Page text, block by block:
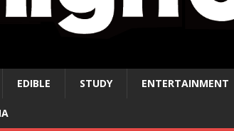
EDIBLE STUDY ENTERTAINMENT